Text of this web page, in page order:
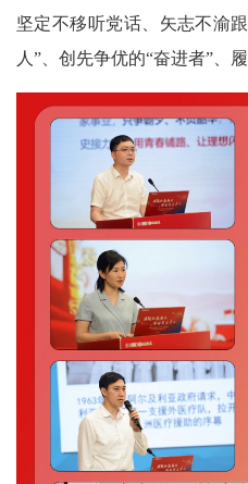
坚定不移听党话、矢志不渝
人”、创先争优的“奋进者”、